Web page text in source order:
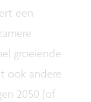
een
groeiende
ook andere
2050 (of